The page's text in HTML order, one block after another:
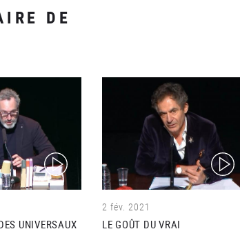
DE
(video)
UNIVERSAUX
(video)
2 fév. 2021
LE GOÛT DU VRAI